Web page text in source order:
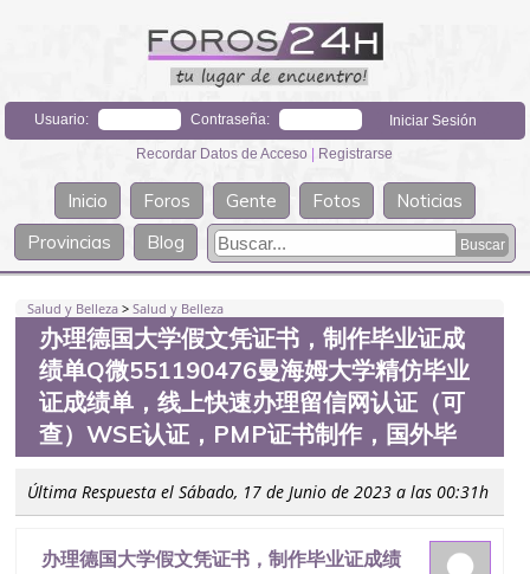
Usuario: Contraseña:
Recordar Datos de Acceso | Registrarse
Inicio Foros Gente Fotos
Noticias
Provincias
Blog
Salud y Belleza >Salud y Belleza
办理德国大学假文凭证书，制作毕业证成
绩单Q微551190476曼海姆大学精仿毕业
证成绩单，线上快速办理留信网认证（可
查）WSE认证，PMP证书制作，国外毕
Última Respuesta el Sábado, 17 de Junio de 2023 a las 00:31h
办理德国大学假文凭证书，制作毕业证成绩